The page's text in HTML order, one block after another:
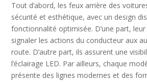
Tout d’abord, les feux arrière des
sécurité et esthétique, avec un design
fonctionnalité optimisée. D’une part,
signaler les actions du conducteur aux
route. D’autre part, ils assurent une
l’éclairage LED. Par ailleurs, chaque
présente des lignes modernes et des